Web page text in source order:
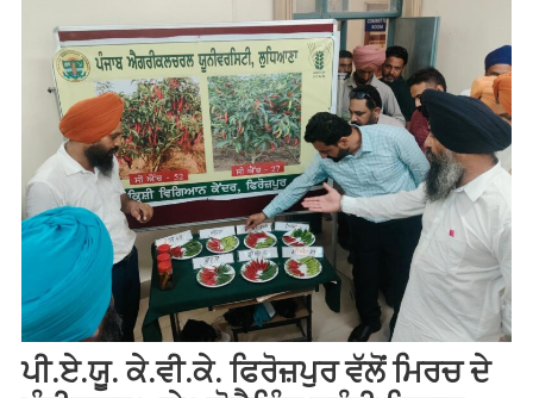
ਪੀ.ਏ.ਯੂ. ਕੇ.ਵੀ.ਕੇ. ਫਿਰੋਜ਼ਪੁਰ ਵੱਲੋਂ ਮਿਰਚ ਦੇ